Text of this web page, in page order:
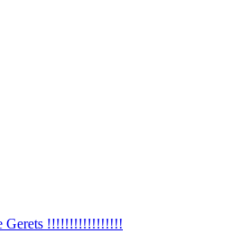
Gerets !!!!!!!!!!!!!!!!!